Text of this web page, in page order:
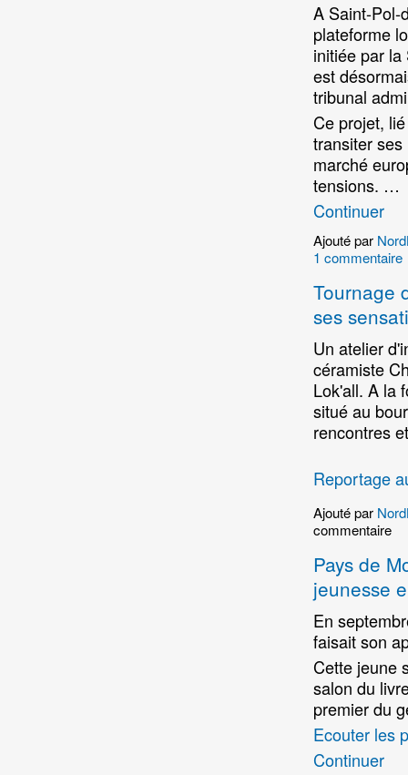
A Saint-Pol-
plateforme
initiée par la
est
tribunal
Ce projet,
transiter
marché
tensions. …
Continuer
Ajouté par
1 commentaire
Tournage
ses
Un atelier
céramiste
Lok'all. A la
situé au
rencontres
Reportage
Ajouté par
commentaire
Pays de
jeunesse
En
faisait son
Cette jeune
salon du
premier du
Ecouter les
Continuer